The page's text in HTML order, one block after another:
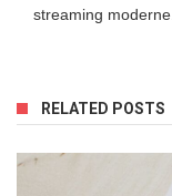
streaming moderne.
RELATED POSTS